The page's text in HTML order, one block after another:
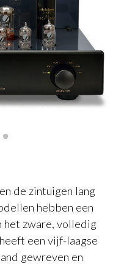
de zintuigen lang
hebben een
het zware, volledig
een vijf-laagse
gewreven en